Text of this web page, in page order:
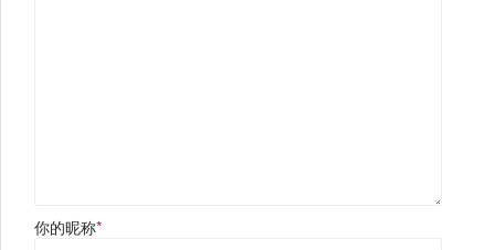
你的昵称*